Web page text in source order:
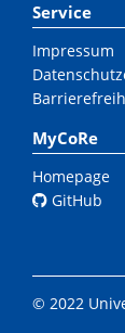
Service
Impressum
MyCoRe
Homepage
GitHub
© 2022